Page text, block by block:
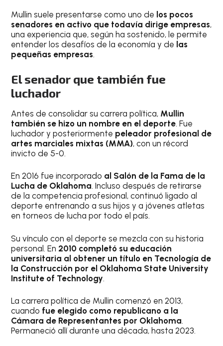
Mullin suele presentarse como uno de los pocos
senadores en activo que todavía dirige empresas,
una experiencia que, según ha sostenido, le permite
entender los desafíos de la economía y de las
pequeñas empresas.
El senador que también fue
luchador
Antes de consolidar su carrera política, Mullin
también se hizo un nombre en el deporte. Fue
luchador y posteriormente peleador profesional de
artes marciales mixtas (MMA), con un récord
invicto de 5-0.
En 2016 fue incorporado al Salón de la Fama de la
Lucha de Oklahoma. Incluso después de retirarse
de la competencia profesional, continuó ligado al
deporte entrenando a sus hijos y a jóvenes atletas
en torneos de lucha por todo el país.
Su vínculo con el deporte se mezcla con su historia
personal. En 2010 completó su educación
universitaria al obtener un título en Tecnología de
la Construcción por el Oklahoma State University
Institute of Technology.
La carrera política de Mullin comenzó en 2013,
cuando fue elegido como republicano a la
Cámara de Representantes por Oklahoma.
Permaneció allí durante una década, hasta 2023.